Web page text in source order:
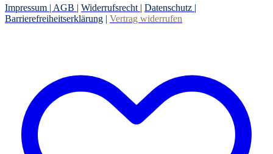
Impressum | AGB | Widerrufsrecht | Datenschutz |
Barrierefreiheitserklärung | Vertrag widerrufen